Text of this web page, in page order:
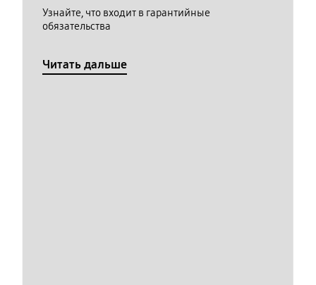
Узнайте, что входит в гарантийные
обязательства
Читать дальше